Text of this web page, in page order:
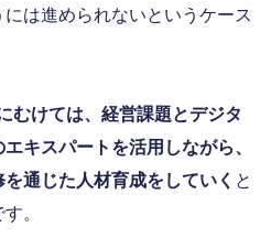
は進められないというケース
むけては、経営課題とデジタ
キスパートを活用しながら、
通じた人材育成をしていく と
。